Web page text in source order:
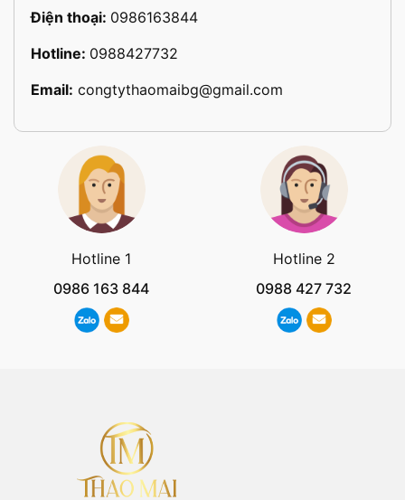
Điện thoại: 0986163844
Hotline: 0988427732
Email: congtythaomaibg@gmail.com
Hotline 1
0986 163 844
Hotline 2
0988 427 732